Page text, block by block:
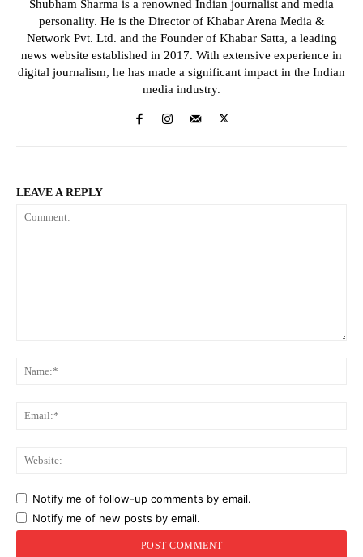
Shubham Sharma is a renowned Indian journalist and media
personality. He is the Director of Khabar Arena Media &
Network Pvt. Ltd. and the Founder of Khabar Satta, a leading
news website established in 2017. With extensive experience in
digital journalism, he has made a significant impact in the Indian
media industry.
LEAVE A REPLY
Notify me of follow-up comments by email.
Notify me of new posts by email.